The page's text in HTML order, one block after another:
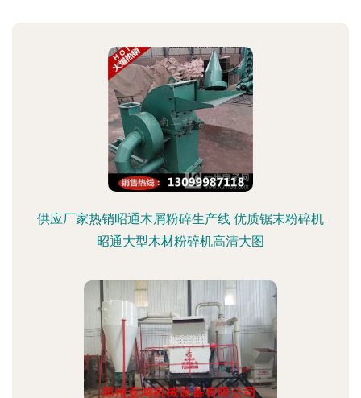
供应厂家热销昭通木屑粉碎生产线 优质锯末粉碎机
昭通大型木材粉碎机高清大图